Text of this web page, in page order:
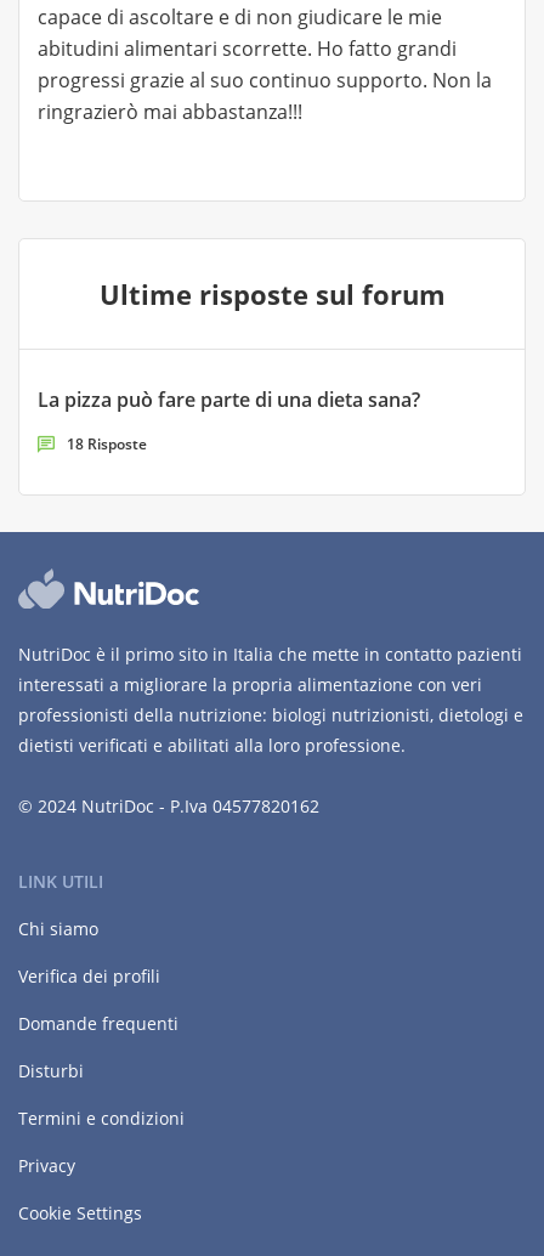
capace di ascoltare e di non giudicare le mie
abitudini alimentari scorrette. Ho fatto grandi
progressi grazie al suo continuo supporto. Non la
ringrazierò mai abbastanza!!!
Ultime risposte sul forum
La pizza può fare parte di una dieta sana?
18 Risposte
NutriDoc è il primo sito in Italia che mette in contatto pazienti
interessati a migliorare la propria alimentazione con veri
professionisti della nutrizione: biologi nutrizionisti, dietologi e
dietisti verificati e abilitati alla loro professione.
© 2024 NutriDoc - P.Iva 04577820162
LINK UTILI
Chi siamo
Verifica dei profili
Domande frequenti
Disturbi
Termini e condizioni
Privacy
Cookie Settings